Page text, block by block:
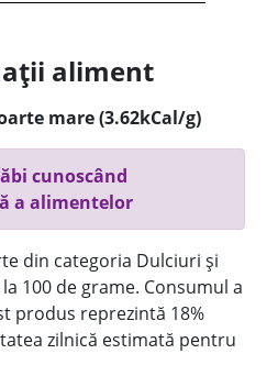
aliment
mare (3.62kCal/g)
cunoscând
a alimentelor
din categoria Dulciuri și
100 de grame. Consumul a
produs reprezintă 18%
zilnică estimată pentru